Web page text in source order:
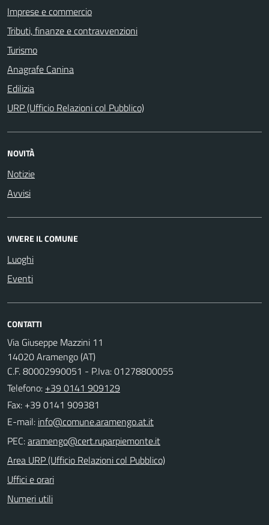
Imprese e commercio
Tributi, finanze e contravvenzioni
Turismo
Anagrafe Canina
Edilizia
URP (Ufficio Relazioni col Pubblico)
NOVITÀ
Notizie
Avvisi
VIVERE IL COMUNE
Luoghi
Eventi
CONTATTI
Via Giuseppe Mazzini 11
14020 Aramengo (AT)
C.F. 80002990051 - P.Iva: 01278800055
Telefono: +39 0141 909129
Fax: +39 0141 909381
E-mail:
PEC:
Area URP (Ufficio Relazioni col Pubblico)
Uffici e orari
Numeri utili